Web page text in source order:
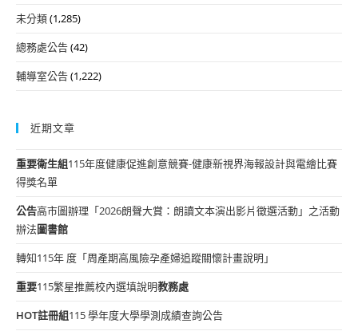
未分類(1,285)
總務處公告(42)
輔導室公告(1,222)
近期文章
重要衛生組115年度健康促進創意競賽-健康新視界海報設計與電繪比賽
得獎名單
公告高市圖辦理「2026朗聲大賞：朗讀文本演出影片徵選活動」之活動
辦法圖書館
轉知115年 度「周產期高風險孕產婦追蹤關懷計畫說明」
重要115繁星推薦校內選填說明教務處
HOT註冊組115 學年度大學學測成績查詢公告